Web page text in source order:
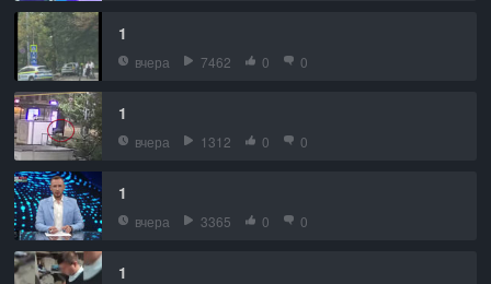
1
вчера 7462 0 0
1
вчера 1312 0 0
1
вчера 3365 0 0
1